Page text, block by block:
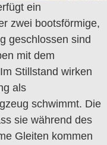
ein
zwei bootsförmige,
geschlossen sind
mit dem
Stillstand wirken
als
schwimmt. Die
sie während des
Gleiten kommen